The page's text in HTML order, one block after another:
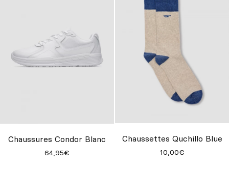
Chaussures Condor Blanc
64,95€
Chaussettes Quchillo Blue
10,00€